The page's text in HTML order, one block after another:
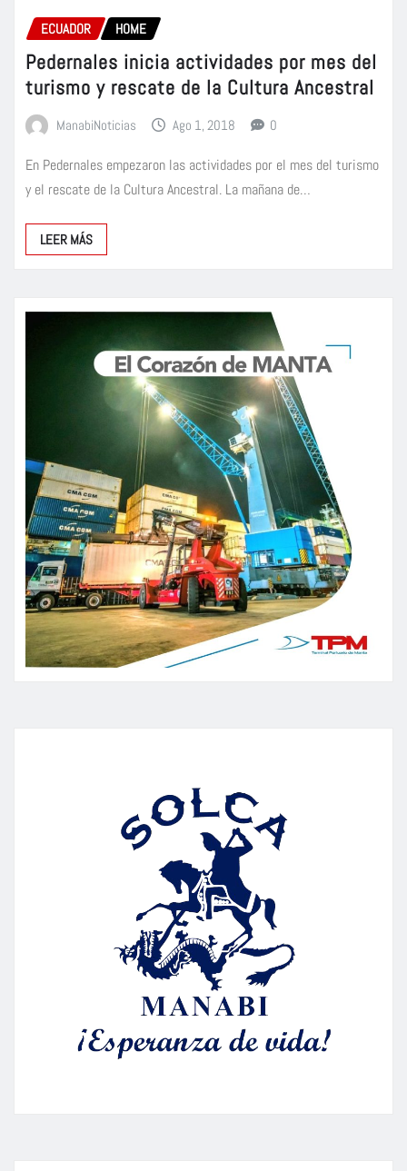
ECUADOR HOME
Pedernales inicia actividades por mes del
turismo y rescate de la Cultura Ancestral
ManabiNoticias Ago 1, 2018 0
En Pedernales empezaron las actividades por el mes del turismo
y el rescate de la Cultura Ancestral. La mañana de…
LEER MÁS